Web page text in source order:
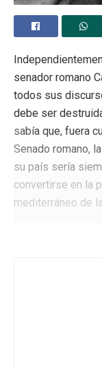
senador romano
todos sus
debe ser
sabía que, fuera
Senado romano,
su país sería
convertirse en la
mediterráneo de
clave hoy
radical LGBT a
las personas de